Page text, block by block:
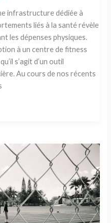
infrastructure dédiée à
liés à la santé révèle
les dépenses physiques.
à un centre de fitness
s’agit d’un outil
Au cours de nos récents